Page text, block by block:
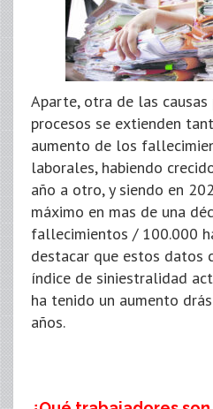
Aparte, otra de las
procesos se extienden
aumento de los
laborales, habiendo
año a otro, y siendo en
máximo en mas de una
fallecimientos / 100.000
destacar que estos datos
índice de siniestralidad
ha tenido un aumento
años.